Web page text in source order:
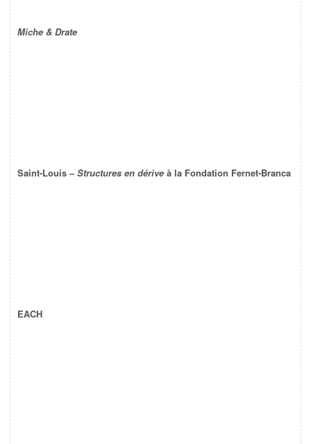
Miche & Drate
Saint-Louis –Structures en dérive à la Fondation Fernet-Branca
EACH